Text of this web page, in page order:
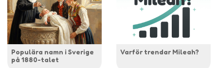
Populära namn i Sverige
på 1880-talet
Varför trendar Mileah?